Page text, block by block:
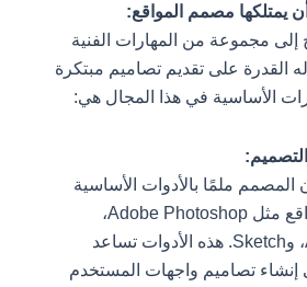
مصمم المواقع:
مجموعة من المهارات الفنية
القدرة على تقديم تصاميم مبتكرة
الأساسية في هذا المجال هي:
ملمًا بالأدوات الأساسية
لتصميم المواقع مثل Adobe Photoshop،
وAdobe XD، وSketch. هذه الأدوات تساعد
تصاميم واجهات المستخدم